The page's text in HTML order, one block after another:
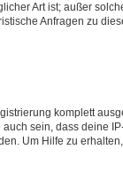
Art ist; außer
Anfragen zu
komplett
sein, dass deine
Um Hilfe zu